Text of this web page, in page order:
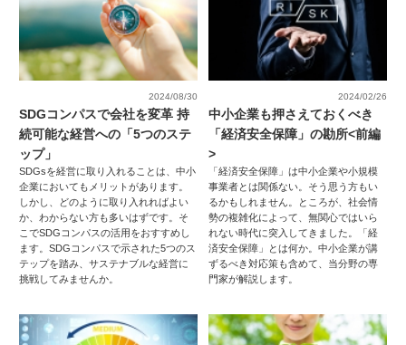
2024/08/30
SDGコンパスで会社を変革 持
続可能な経営への「5つのステ
ップ」
SDGsを経営に取り入れることは、中小
企業においてもメリットがあります。
しかし、どのように取り入れればよい
か、わからない方も多いはずです。そ
こでSDGコンパスの活用をおすすめし
ます。SDGコンパスで示された5つのス
テップを踏み、サステナブルな経営に
挑戦してみませんか。
2024/02/26
中小企業も押さえておくべき
「経済安全保障」の勘所<前編
>
「経済安全保障」は中小企業や小規模
事業者とは関係ない。そう思う方もい
るかもしれません。ところが、社会情
勢の複雑化によって、無関心ではいら
れない時代に突入してきました。「経
済安全保障」とは何か。中小企業が講
ずるべき対応策も含めて、当分野の専
門家が解説します。